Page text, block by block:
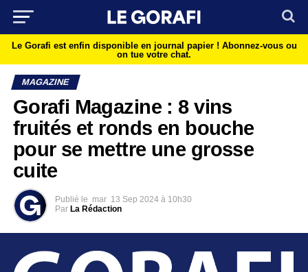
Le Gorafi est enfin disponible en journal papier ! Abonnez-vous ou
on tue votre chat.
MAGAZINE
Gorafi Magazine : 8 vins
fruités et ronds en bouche
pour se mettre une grosse
cuite
Publié le mar 13 Sep 2024 à 10h30
Par La Rédaction